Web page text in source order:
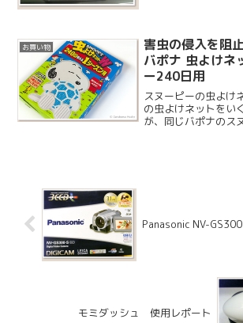
お買い物
害虫の侵入を阻
バポナ 虫よけネ
ー240日用
スヌーピーの虫よけ
の虫よけネットをい
が、同じバポナのス
Panasonic NV-GS300
モミダッシュ 使用レポート